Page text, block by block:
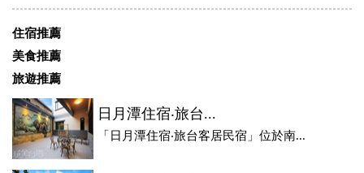
住宿推薦
美食推薦
旅遊推薦
日月潭住宿‧旅台...
「日月潭住宿‧旅台客居民宿」位於南...